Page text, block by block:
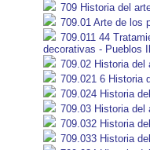
709 Historia del
709.01 Arte de los
709.011 44
decorativas - Pueblos
709.02 Historia del
709.021 6 Historia
709.024 Historia
709.03 Historia del
709.032 Historia
709.033 Historia